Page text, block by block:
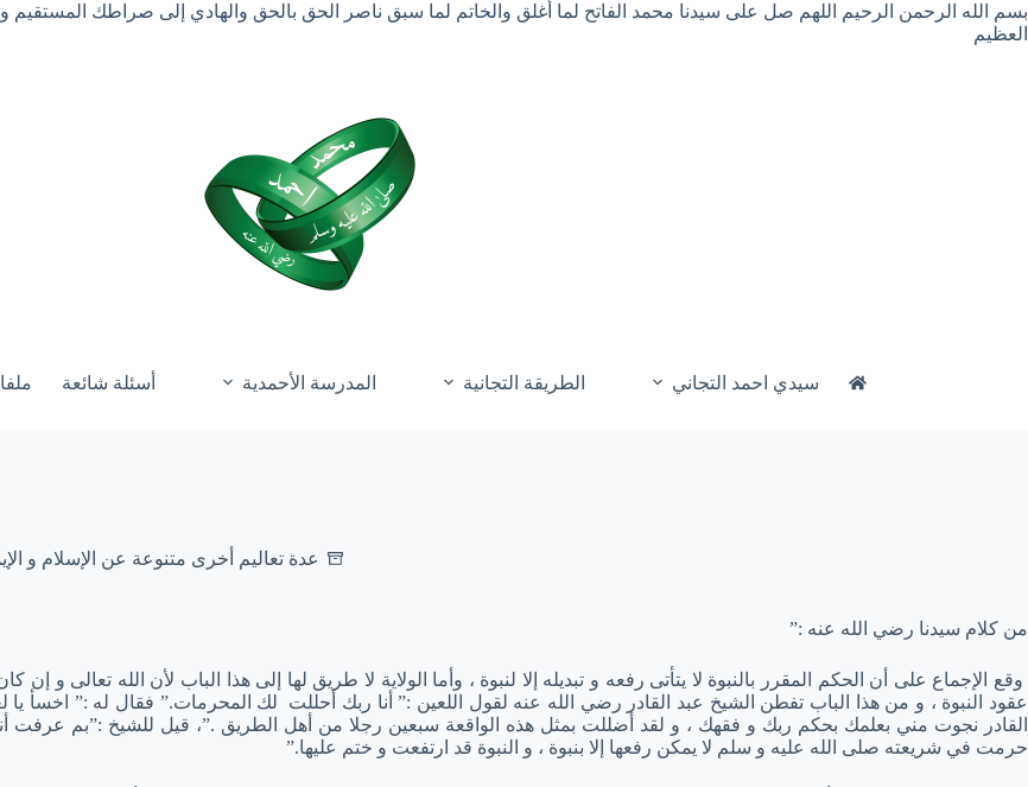
التجاوز
إلى
بسم الله الرحمن الرحيم اللهم صل على سيدنا محمد الفاتح لما أغلق والخاتم لما سبق ناصر الحق بالحق والهادي إلى صراطك
العظيم
سيدي احمد التجاني الطريقة التجانية المدرسة الأحمدية أسئلة شائعة
عدة تعاليم أخرى متنوعة عن الإسلام و
من كلام سيدنا رضي الله عنه :”
وقع الإجماع على أن الحكم المقرر بالنبوة لا يتأتى رفعه و تبديله إلا لنبوة ، وأما الولاية لا طريق لها إلى هذا الباب لأن الله تعالى و إن
عقود النبوة ، و من هذا الباب تفطن الشيخ عبد القادر رضي الله عنه لقول اللعين :” أنا ربك أحللت لك المحرمات.” فقال له :”
القادر نجوت مني بعلمك بحكم ربك و فقهك ، و لقد أضللت بمثل هذه الواقعة سبعين رجلا من أهل الطريق .”، قيل للشيخ :”بم عرفت
حرمت في شريعته صلى الله عليه و سلم لا يمكن رفعها إلا بنبوة ، و النبوة قد ارتفعت و ختم عليها.”